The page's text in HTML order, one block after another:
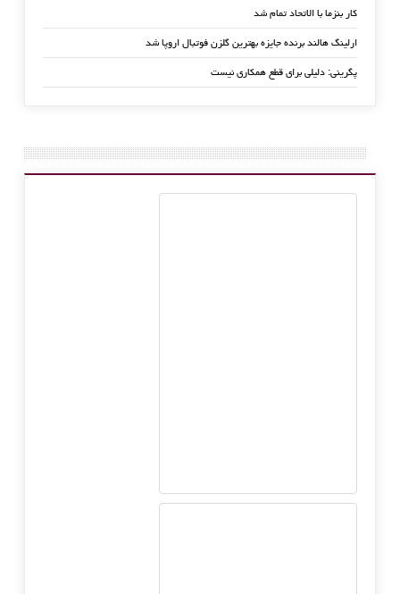
کار بنزما با الاتحاد تمام شد
ارلینگ هالند برنده جایزه بهترین گلزن فوتبال اروپا شد
پگرینی: دلیلی برای قطع همکاری نیست